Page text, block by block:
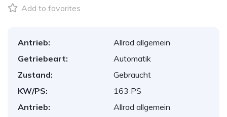
Add to favorites
Antrieb:
Allrad allgemein
Getriebeart:
Automatik
Zustand:
Gebraucht
KW/PS:
163 PS
Antrieb:
Allrad allgemein